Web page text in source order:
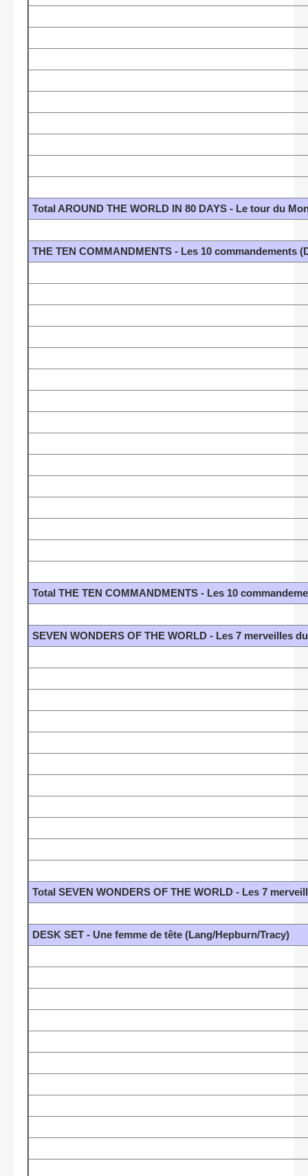
Total AROUND THE WORLD IN 80 DAYS - Le tour du
THE TEN COMMANDMENTS - Les 10 commandements
Total THE TEN COMMANDMENTS - Les 10
SEVEN WONDERS OF THE WORLD - Les 7 merveilles
Total SEVEN WONDERS OF THE WORLD - Les 7
DESK SET - Une femme de tête (Lang/Hepburn/Tracy)